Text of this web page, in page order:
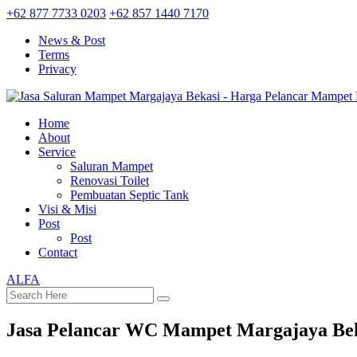
+62 877 7733 0203 +62 857 1440 7170
News & Post
Terms
Privacy
Home
About
Service
Saluran Mampet
Renovasi Toilet
Pembuatan Septic Tank
Visi & Misi
Post
Post
Contact
ALFA
Jasa Pelancar WC Mampet Margajaya